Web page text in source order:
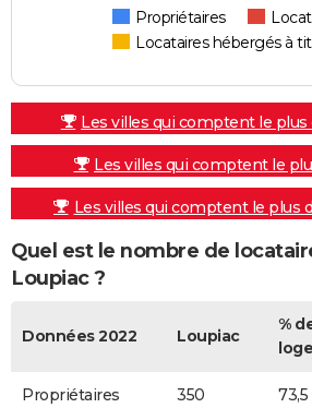
Propriétaires
Locataires hébergés à
Les villes qui comptent le
Les villes qui comptent le
Les villes qui comptent le plus
Quel est le nombre de
Loupiac ?
Données 2022 Loupiac
%
Propriétaires 350 73,5